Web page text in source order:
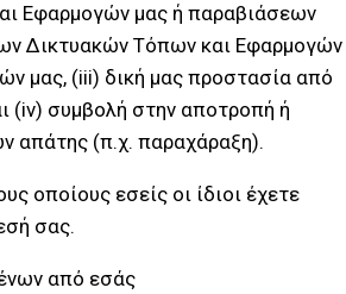
Εφαρμογών μας ή παραβιάσεων
Δικτυακών Τόπων και Εφαρμογών
μας, (iii) δική μας προστασία από
(iv) συμβολή στην αποτροπή ή
απάτης (π.χ. παραχάραξη).
οποίους εσείς οι ίδιοι έχετε
σας.
από εσάς